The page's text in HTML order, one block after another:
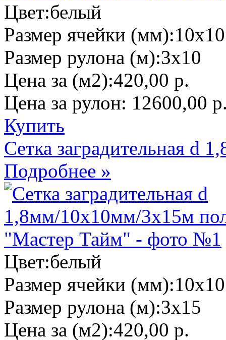
Цвет:белый
Размер ячейки (мм):10х10
Размер рулона (м):3х10
Цена за (м2):420,00 р.
Цена за рулон: 12600,00
Купить
Сетка заградительная d
Подробнее »
Цвет:белый
Размер ячейки (мм):10х10
Размер рулона (м):3х15
Цена за (м2):420,00 р.